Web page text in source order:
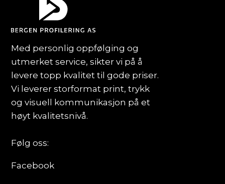
Med personlig oppfølging og
utmerket service, sikter vi på å
levere topp kvalitet til gode priser.
Vi leverer storformat print, trykk
og visuell kommunikasjon på et
høyt kvalitetsnivå.
Følg oss:
Facebook